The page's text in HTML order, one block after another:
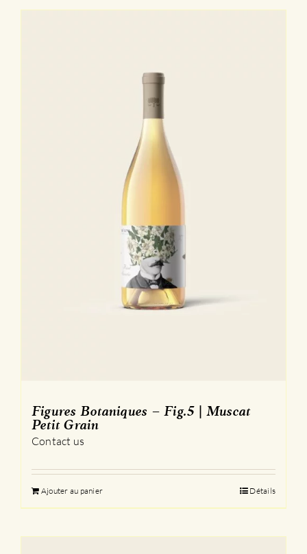
Figures Botaniques – Fig.5 | Muscat
Petit Grain
Contact us
Ajouter au panier Détails